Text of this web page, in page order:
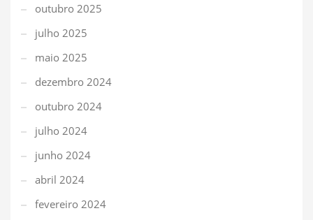
outubro 2025
julho 2025
maio 2025
dezembro 2024
outubro 2024
julho 2024
junho 2024
abril 2024
fevereiro 2024